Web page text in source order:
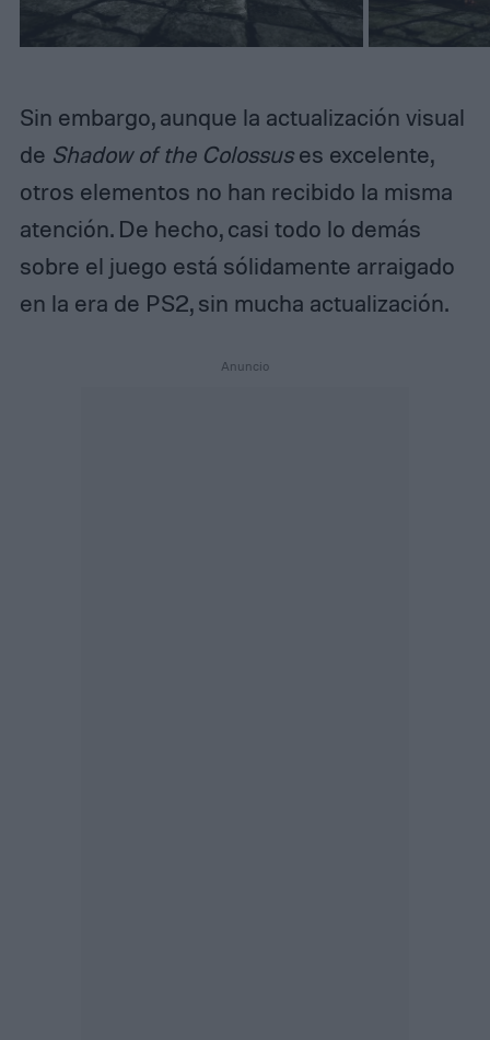
Sin embargo, aunque la actualización visual
de Shadow of the Colossuses excelente,
otros elementos no han recibido la misma
atención. De hecho, casi todo lo demás
sobre el juego está sólidamente arraigado
en la era de PS2, sin mucha actualización.